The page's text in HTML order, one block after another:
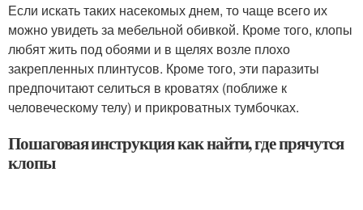
Если искать таких насекомых днем, то чаще всего их
можно увидеть за мебельной обивкой. Кроме того, клопы
любят жить под обоями и в щелях возле плохо
закрепленных плинтусов. Кроме того, эти паразиты
предпочитают селиться в кроватях (поближе к
человеческому телу) и прикроватных тумбочках.
Пошаговая инструкция как найти, где прячутся
клопы